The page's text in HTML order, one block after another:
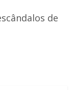
de